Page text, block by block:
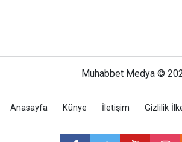
Muhabbet Medya ©
Anasayfa Künye İletişim Gizlilik